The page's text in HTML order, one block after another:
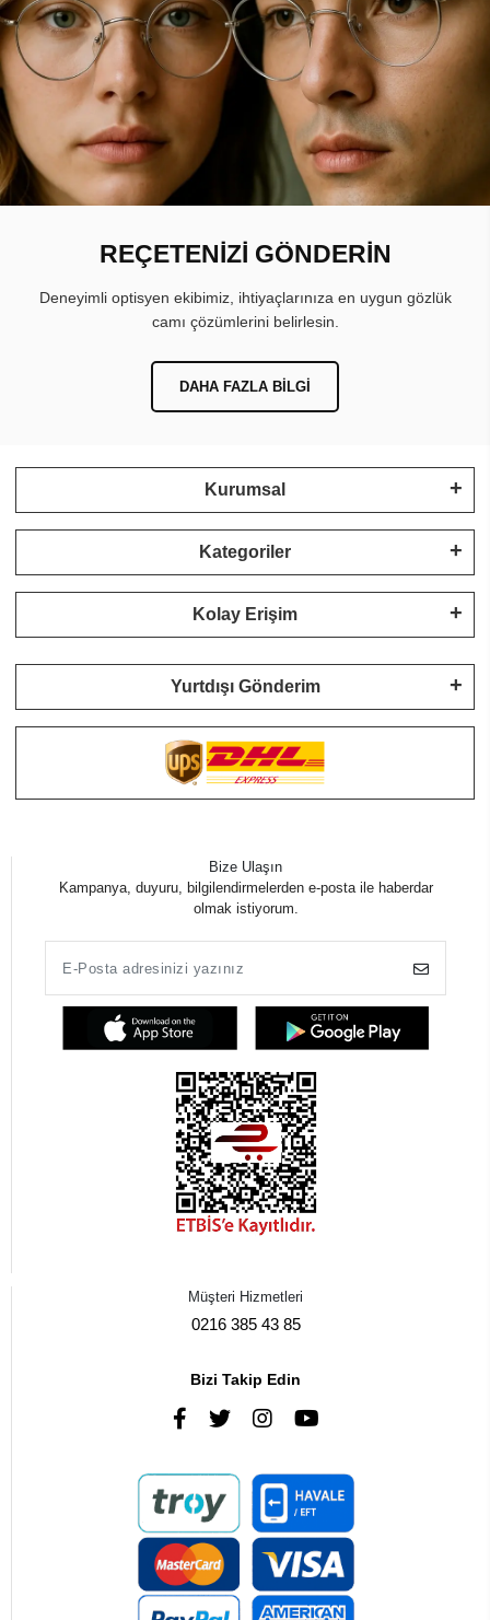
REÇETENİZİ GÖNDERİN
Deneyimli optisyen ekibimiz, ihtiyaçlarınıza en uygun gözlük
camı çözümlerini belirlesin.
DAHA FAZLA BILGI
Kurumsal
Kategoriler
Kolay Erişim
Yurtdışı Gönderim
Bize Ulaşın
Kampanya, duyuru, bilgilendirmelerden e-posta ile haberdar
olmak istiyorum.
Müşteri Hizmetleri
0216 385 43 85
Bizi Takip Edin